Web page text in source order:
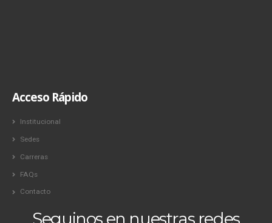
Acceso Rápido
Institucional
Sedes
Carreras
FAQs
Contacto